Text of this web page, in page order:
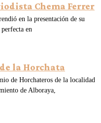
Chema Ferrer
en la presentación de su
en
la Horchata
de Horchateros de la localidad
de Alboraya,